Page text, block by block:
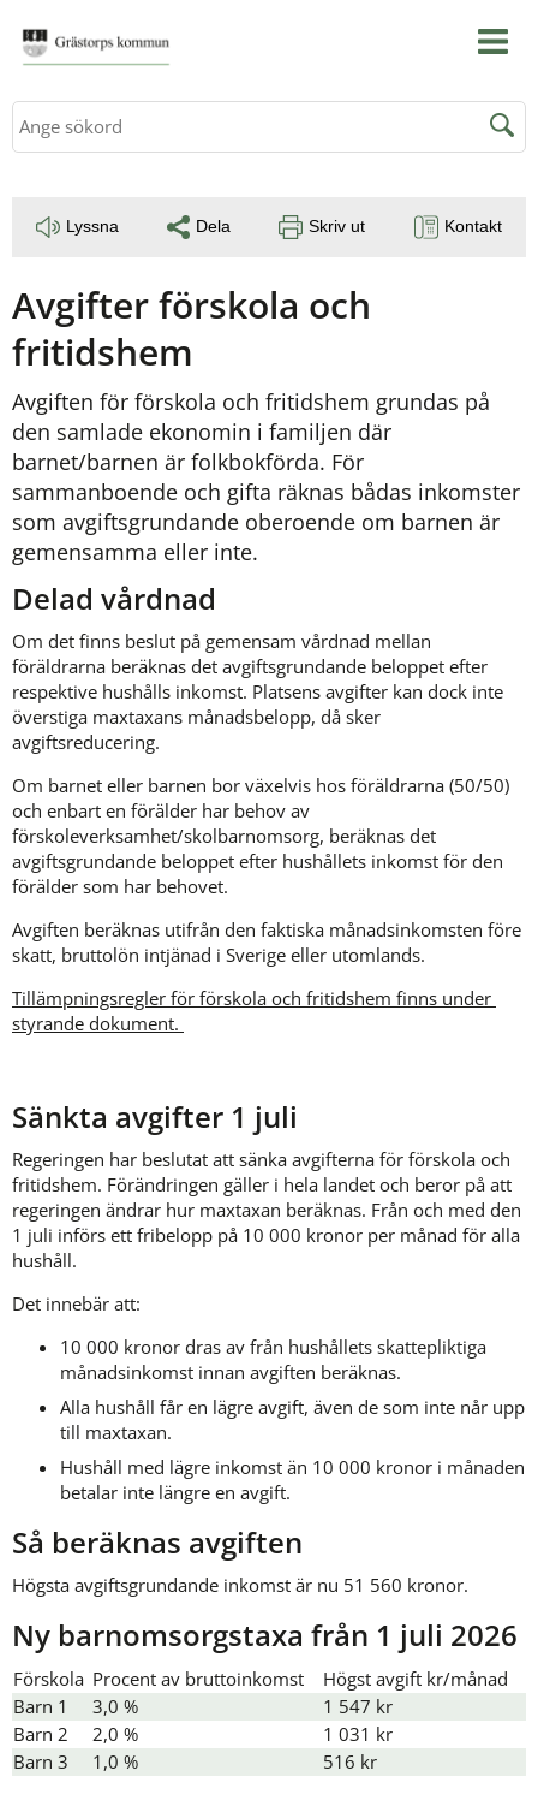
Sök
Lyssna Dela Skriv ut Kontakt
Avgifter förskola och
fritidshem
Avgiften för förskola och fritidshem grundas på
den samlade ekonomin i familjen där
barnet/barnen är folkbokförda. För
sammanboende och gifta räknas bådas inkomster
som avgiftsgrundande oberoende om barnen är
gemensamma eller inte.
Delad vårdnad
Om det finns beslut på gemensam vårdnad mellan
föräldrarna beräknas det avgiftsgrundande beloppet efter
respektive hushålls inkomst. Platsens avgifter kan dock inte
överstiga maxtaxans månadsbelopp, då sker
avgiftsreducering.
Om barnet eller barnen bor växelvis hos föräldrarna (50/50)
och enbart en förälder har behov av
förskoleverksamhet/skolbarnomsorg, beräknas det
avgiftsgrundande beloppet efter hushållets inkomst för den
förälder som har behovet.
Avgiften beräknas utifrån den faktiska månadsinkomsten före
skatt, bruttolön intjänad i Sverige eller utomlands.
Tillämpningsregler för förskola och fritidshem finns under
styrande dokument.
Sänkta avgifter 1 juli
Regeringen har beslutat att sänka avgifterna för förskola och
fritidshem. Förändringen gäller i hela landet och beror på att
regeringen ändrar hur maxtaxan beräknas. Från och med den
1 juli införs ett fribelopp på 10 000 kronor per månad för alla
hushåll.
Det innebär att:
10 000 kronor dras av från hushållets skattepliktiga
månadsinkomst innan avgiften beräknas.
Alla hushåll får en lägre avgift, även de som inte når upp
till maxtaxan.
Hushåll med lägre inkomst än 10 000 kronor i månaden
betalar inte längre en avgift.
Så beräknas avgiften
Högsta avgiftsgrundande inkomst är nu 51 560 kronor.
Ny barnomsorgstaxa från 1 juli 2026
Förskola Procent av bruttoinkomst
Högst avgift kr/månad
Barn 1
3,0 %
1 547 kr
Barn 2
2,0 %
1 031 kr
Barn 3
1,0 % 516 kr